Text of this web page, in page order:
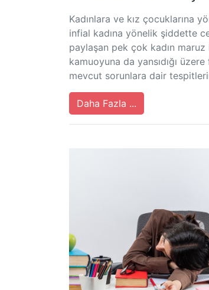
Kadınlara ve kız çocuklarına
infial kadına yönelik şiddette
paylaşan pek çok kadın maruz
kamuoyuna da yansıdığı
mevcut sorunlara dair
Daha Fazla ...